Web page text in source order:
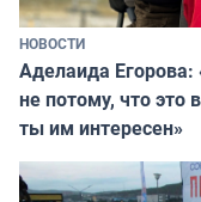
НОВОСТИ
Аделаида
не потому, что это
ты им интересен»